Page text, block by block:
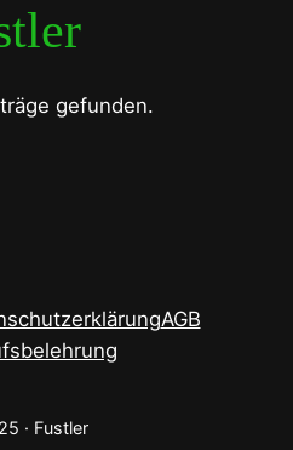
gefunden.
AGB
· Fustler